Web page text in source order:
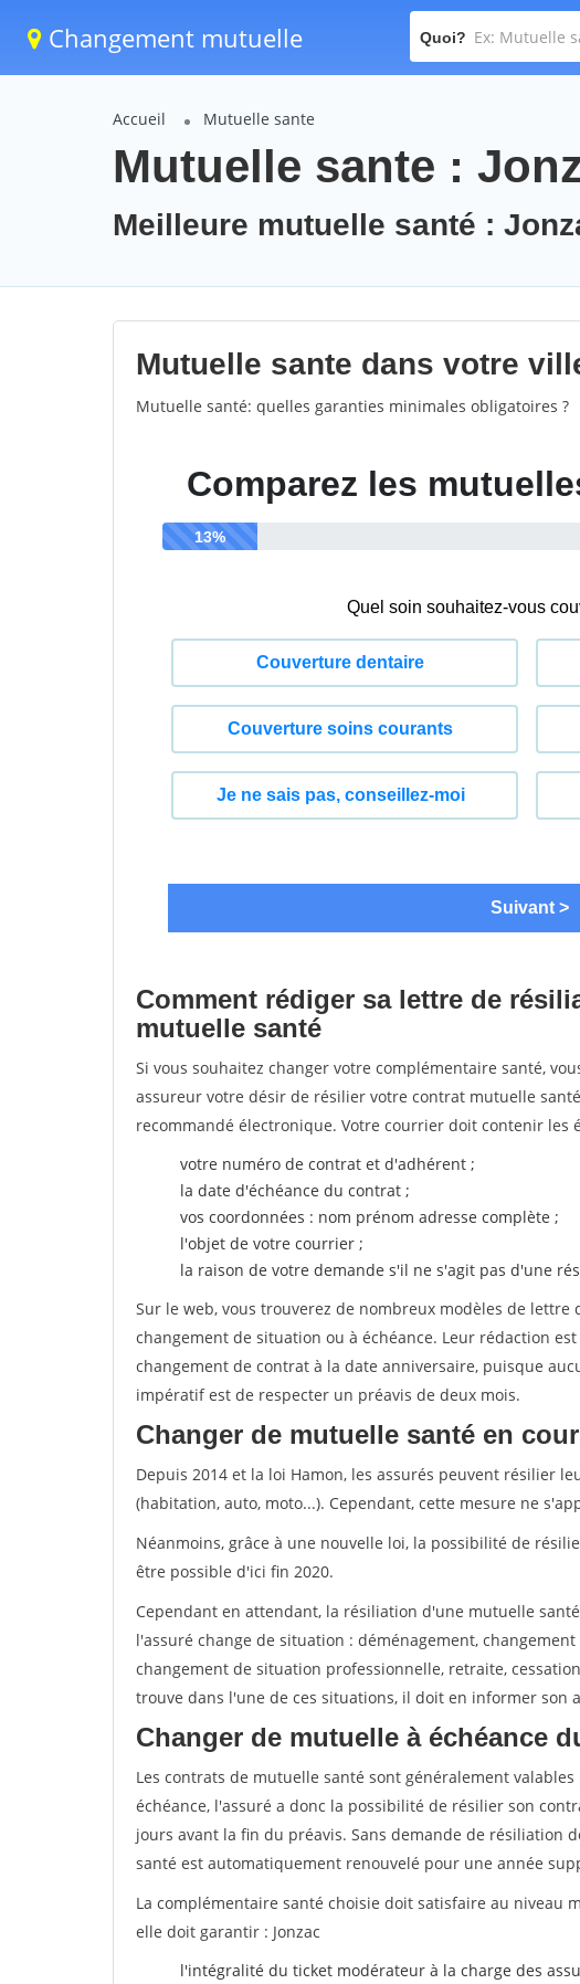
Changement mutuelle Quoi?
Accueil Mutuelle sante
Mutuelle sante :
Meilleure mutuelle santé :
Mutuelle sante dans votre
Mutuelle santé: quelles garanties minimales obligatoires ?
Comment rédiger sa lettre de
mutuelle santé
Si vous souhaitez changer votre complémentaire santé,
assureur votre désir de résilier votre contrat mutuelle
recommandé électronique. Votre courrier doit contenir les
votre numéro de contrat et d'adhérent ;
la date d'échéance du contrat ;
vos coordonnées : nom prénom adresse complète ;
l'objet de votre courrier ;
la raison de votre demande s'il ne s'agit pas d'une
Sur le web, vous trouverez de nombreux modèles de
changement de situation ou à échéance. Leur rédaction
changement de contrat à la date anniversaire, puisque
impératif est de respecter un préavis de deux mois.
Changer de mutuelle santé en
Depuis 2014 et la loi Hamon, les assurés peuvent résilier
(habitation, auto, moto...). Cependant, cette mesure ne
Néanmoins, grâce à une nouvelle loi, la possibilité de
être possible d'ici fin 2020.
Cependant en attendant, la résiliation d'une mutuelle
l'assuré change de situation : déménagement,
changement de situation professionnelle, retraite,
trouve dans l'une de ces situations, il doit en informer son
Changer de mutuelle à échéance
Les contrats de mutuelle santé sont généralement
échéance, l'assuré a donc la possibilité de résilier son
jours avant la fin du préavis. Sans demande de résiliation
santé est automatiquement renouvelé pour une année
La complémentaire santé choisie doit satisfaire au niveau
elle doit garantir : Jonzac
l'intégralité du ticket modérateur à la charge des